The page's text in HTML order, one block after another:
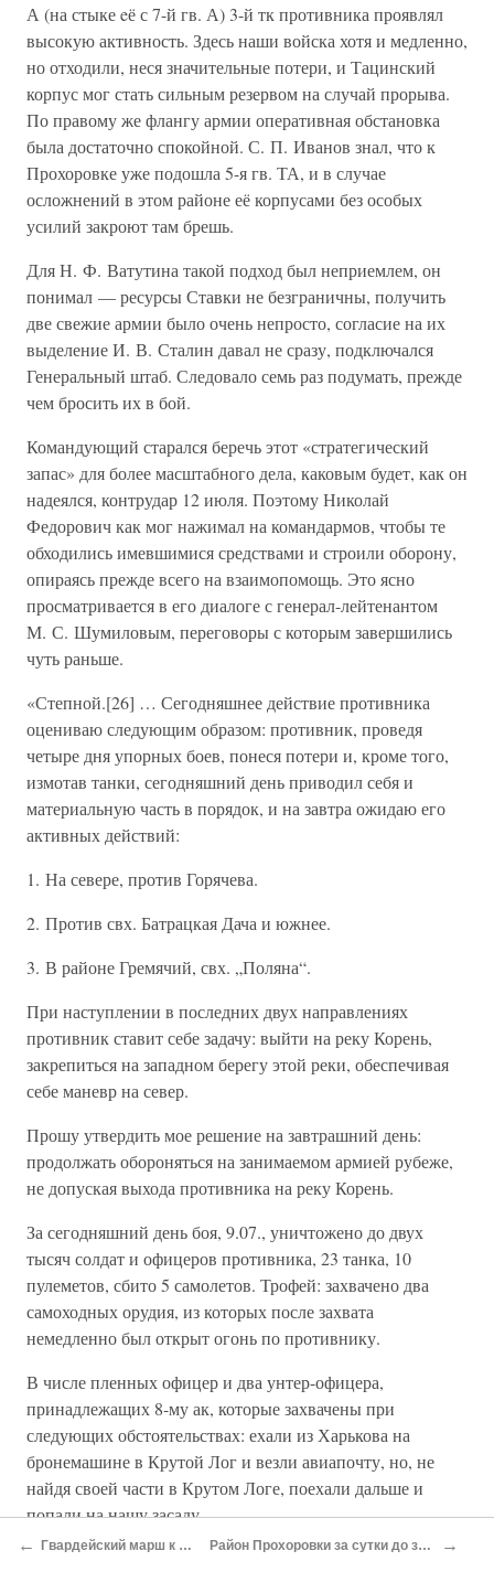
А (на стыке eё с 7-й гв. А) 3-й тк противника проявлял
высокую активность. Здесь наши войска хотя и медленно,
но отходили, неся значительные потери, и Тацинский
корпус мог стать сильным резервом на случай прорыва.
По правому же флангу армии оперативная обстановка
была достаточно спокойной. С. П. Иванов знал, что к
Прохоровке уже подошла 5-я гв. ТА, и в случае
осложнений в этом районе её корпусами без особых
усилий закроют там брешь.
Для Н. Ф. Ватутина такой подход был неприемлем, он
понимал — ресурсы Ставки не безграничны, получить
две свежие армии было очень непросто, согласие на их
выделение И. В. Сталин давал не сразу, подключался
Генеральный штаб. Следовало семь раз подумать, прежде
чем бросить их в бой.
Командующий старался беречь этот «стратегический
запас» для более масштабного дела, каковым будет, как он
надеялся, контрудар 12 июля. Поэтому Николай
Федорович как мог нажимал на командармов, чтобы те
обходились имевшимися средствами и строили оборону,
опираясь прежде всего на взаимопомощь. Это ясно
просматривается в его диалоге с генерал-лейтенантом
М. С. Шумиловым, переговоры с которым завершились
чуть раньше.
«Степной.[26] … Сегодняшнее действие противника
оцениваю следующим образом: противник, проведя
четыре дня упорных боев, понеся потери и, кроме того,
измотав танки, сегодняшний день приводил себя и
материальную часть в порядок, и на завтра ожидаю его
активных действий:
1. На севере, против Горячева.
2. Против свх. Батрацкая Дача и южнее.
3. В районе Гремячий, свх. „Поляна“.
При наступлении в последних двух направлениях
противник ставит себе задачу: выйти на реку Корень,
закрепиться на западном берегу этой реки, обеспечивая
себе маневр на север.
Прошу утвердить мое решение на завтрашний день:
продолжать обороняться на занимаемом армией рубеже,
не допуская выхода противника на реку Корень.
За сегодняшний день боя, 9.07., уничтожено до двух
тысяч солдат и офицеров противника, 23 танка, 10
пулеметов, сбито 5 самолетов. Трофей: захвачено два
самоходных орудия, из которых после захвата
немедленно был открыт огонь по противнику.
В числе пленных офицер и два унтер-офицера,
принадлежащих 8-му ак, которые захвачены при
следующих обстоятельствах: ехали из Харькова на
бронемашине в Крутой Лог и везли авиапочту, но, не
найдя своей части в Крутом Логе, поехали дальше и
попали на нашу засаду.
Бронемашина была подбита, они — захвачены. Эти
← Гвардейский марш к Прохоровке Район Прохоровки за сутки до знаменитого боя →